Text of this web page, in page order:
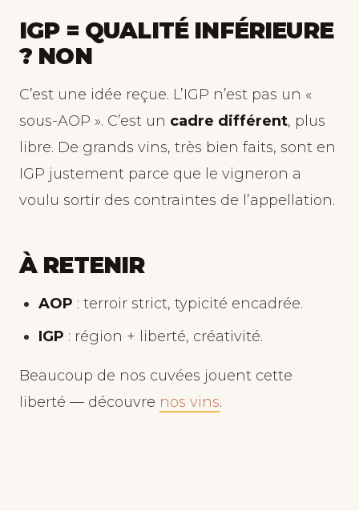
IGP = QUALITÉ INFÉRIEURE
? NON
C’est une idée reçue. L’IGP n’est pas un «
sous-AOP ». C’est un cadre différent, plus
libre. De grands vins, très bien faits, sont en
IGP justement parce que le vigneron a
voulu sortir des contraintes de l’appellation.
À RETENIR
AOP : terroir strict, typicité encadrée.
IGP : région + liberté, créativité.
Beaucoup de nos cuvées jouent cette
liberté — découvre nos vins.